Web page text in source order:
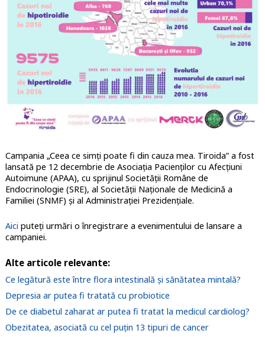
Campania „Ceea ce simți poate fi din cauza mea. Tiroida” a fost
lansată pe 12 decembrie de Asociația Pacienților cu Afecțiuni
Autoimune (APAA), cu sprijinul Societății Române de
Endocrinologie (SRE), al Societății Naționale de Medicină a
Familiei (SNMF) și al Administrației Prezidențiale.
Aici puteți urmări o înregistrare a evenimentului de lansare a
campaniei.
Alte articole relevante:
Ce legătură este între flora intestinală și sănătatea mintală?
Depresia ar putea fi tratată cu probiotice
De ce diabetul zaharat ar putea fi tratat la medicul cardiolog?
Obezitatea, asociată cu cel puțin 13 tipuri de cancer